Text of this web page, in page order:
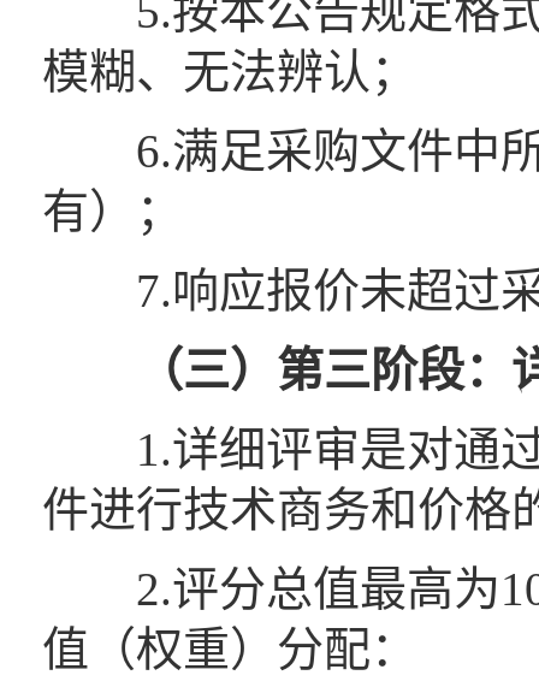
5.按本公告规定格式
模糊、无法辨认；
6.满足采购文件中所
有）；
7.响应报价未超过采
（三） 第三阶段：
1.详细评审是对通过
件进行技术商务和价格
2.评分总值最高为
值（权重）分配：